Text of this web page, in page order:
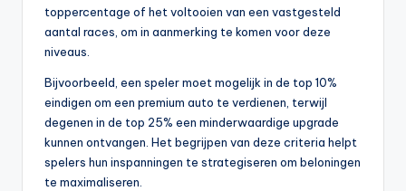
toppercentage of het voltooien van een vastgesteld
aantal races, om in aanmerking te komen voor deze
niveaus.
Bijvoorbeeld, een speler moet mogelijk in de top 10%
eindigen om een premium auto te verdienen, terwijl
degenen in de top 25% een minderwaardige upgrade
kunnen ontvangen. Het begrijpen van deze criteria helpt
spelers hun inspanningen te strategiseren om beloningen
te maximaliseren.